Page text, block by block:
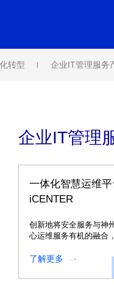
转型 企业IT管理服务
企业IT管理
一体化智慧运维平
iCENTER
创新地将安全服务与神
心运维服务有机的融合
集“安、监、管、控、
智慧运维平台。
了解更多